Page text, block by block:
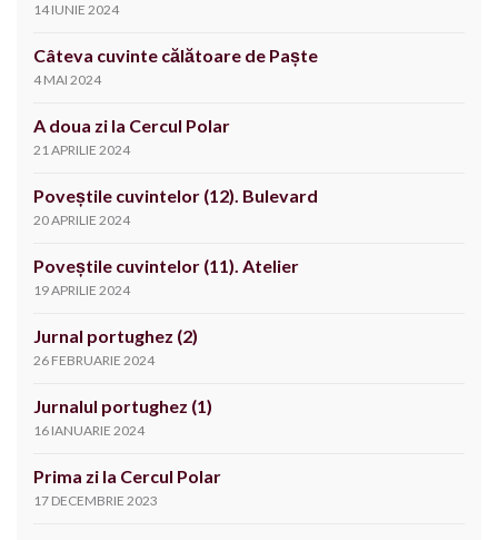
14 IUNIE 2024
Câteva cuvinte călătoare de Paște
4 MAI 2024
A doua zi la Cercul Polar
21 APRILIE 2024
Poveștile cuvintelor (12). Bulevard
20 APRILIE 2024
Poveștile cuvintelor (11). Atelier
19 APRILIE 2024
Jurnal portughez (2)
26 FEBRUARIE 2024
Jurnalul portughez (1)
16 IANUARIE 2024
Prima zi la Cercul Polar
17 DECEMBRIE 2023